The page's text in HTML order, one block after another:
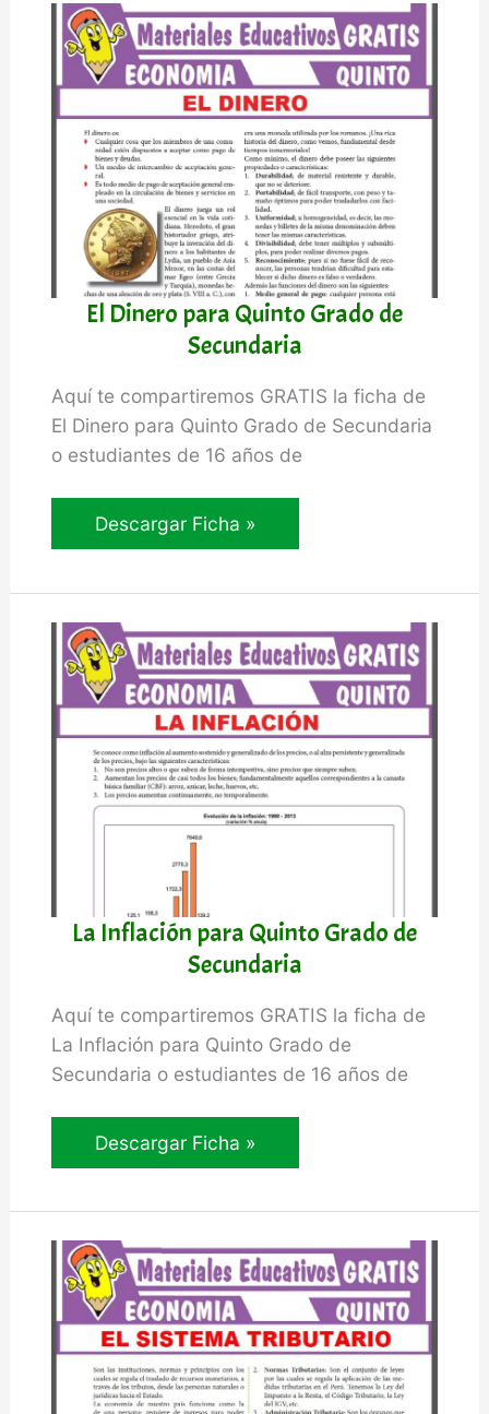
Quinto
Grado
de
Secundaria
El Dinero para Quinto Grado de
Secundaria
Aquí te compartiremos GRATIS la ficha de
El Dinero para Quinto Grado de Secundaria
o estudiantes de 16 años de
El
Dinero
Grado
de
Secundaria
Descargar Ficha »
La Inflación para Quinto Grado de
Secundaria
Aquí te compartiremos GRATIS la ficha de
La Inflación para Quinto Grado de
Secundaria o estudiantes de 16 años de
La
Inflación
Grado
de
Secundaria
Descargar Ficha »